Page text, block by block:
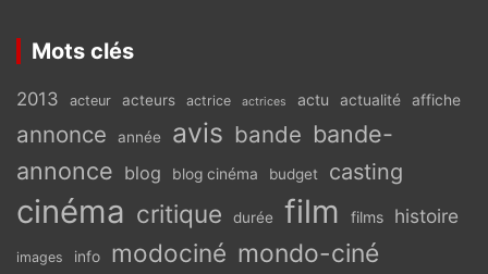
Mots clés
2013 acteur acteurs actrice actrices actu actualité affiche
annonce année avis bande bande-
annonce blog blog cinéma budget casting
cinéma critique durée film films histoire
images info modociné mondo-ciné